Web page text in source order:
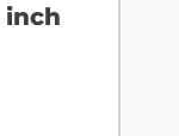
inch